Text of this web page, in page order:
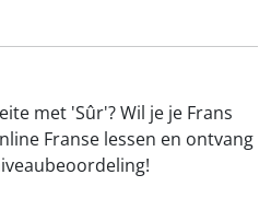
met 'Sûr'? Wil je je Frans
Franse lessen en ontvang